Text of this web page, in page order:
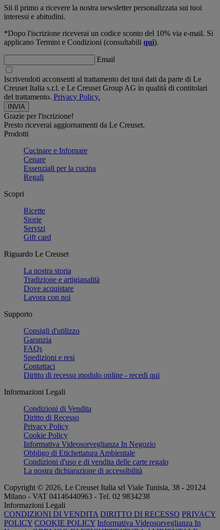
Sii il primo a ricevere la nostra newsletter personalizzata sui tuoi
interessi e abitudini.
*Dopo l'iscrizione riceverai un codice sconto del 10% via e-mail. Si
applicano Termini e Condizioni (consultabili qui).
Email
Iscrivendoti acconsenti al trattamento dei tuoi dati da parte di Le
Creuset Italia s.r.l. e Le Creuset Group AG in qualità di contitolari
del trattamento. Privacy Policy.
Grazie per l'iscrizione!
Presto riceverai aggiornamenti da Le Creuset.
Prodotti
Cucinare e Infornare
Cenare
Essenziali per la cucina
Regali
Scopri
Ricette
Storie
Servizi
Gift card
Riguardo Le Creuset
La nostra storia
Tradizione e artigianalità
Dove acquistare
Lavora con noi
Supporto
Consigli d'utilizzo
Garanzia
FAQs
Spedizioni e resi
Contattaci
Diritto di recesso modulo online - recedi qui
Informazioni Legali
Condizioni di Vendita
Diritto di Recesso
Privacy Policy
Cookie Policy
Informativa Videosorveglianza In Negozio
Obbligo di Etichettatura Ambientale
Condizioni d'uso e di vendita delle carte regalo
La nostra dichiarazione di accessibilità
Copyright © 2026, Le Creuset Italia srl ​​Viale Tunisia, 38 - 20124
Milano - VAT 04146440963 - Tel. 02 9834238
Informazioni Legali
CONDIZIONI DI VENDITA DIRITTO DI RECESSO PRIVACY
POLICY COOKIE POLICY Informativa Videosorveglianza In